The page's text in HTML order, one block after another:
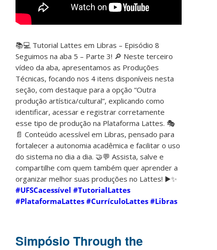
📚💻 Tutorial Lattes em Libras – Episódio 8
Seguimos na aba 5 – Parte 3! 🔎 Neste terceiro
vídeo da aba, apresentamos as Produções
Técnicas, focando nos 4 itens disponíveis nesta
seção, com destaque para a opção “Outra
produção artística/cultural”, explicando como
identificar, acessar e registrar corretamente
esse tipo de produção na Plataforma Lattes. 🎭
📄 Conteúdo acessível em Libras, pensado para
fortalecer a autonomia acadêmica e facilitar o uso
do sistema no dia a dia. 🤝💬 Assista, salve e
compartilhe com quem também quer aprender a
organizar melhor suas produções no Lattes! ▶️✨
#UFSCacessível #TutorialLattes
#PlataformaLattes #CurrículoLattes #Libras
Simpósio Through the